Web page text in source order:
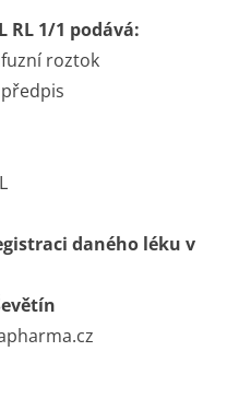
RL 1/1 podává:
roztok
daného léku v